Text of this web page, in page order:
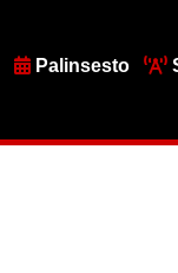
Palinsesto